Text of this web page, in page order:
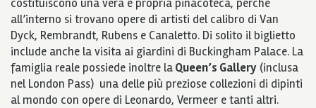
costituiscono una vera e propria pinacoteca, perchè
all’interno si trovano opere di artisti del calibro di Van
Dyck, Rembrandt, Rubens e Canaletto. Di solito il biglietto
include anche la visita ai giardini di Buckingham Palace. La
famiglia reale possiede inoltre laQueen’s Gallery (inclusa
nel London Pass) una delle più preziose collezioni di dipinti
al mondo con opere di Leonardo, Vermeer e tanti altri.